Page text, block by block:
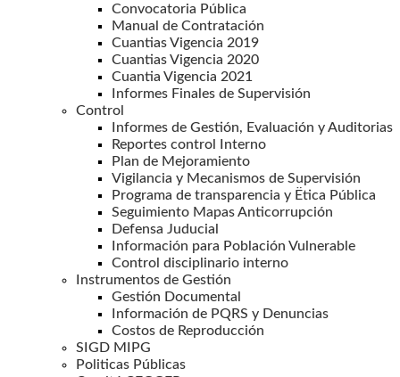
Convocatoria Pública
Manual de Contratación
Cuantias Vigencia 2019
Cuantias Vigencia 2020
Cuantia Vigencia 2021
Informes Finales de Supervisión
Control
Informes de Gestión, Evaluación y Auditorias
Reportes control Interno
Plan de Mejoramiento
Vigilancia y Mecanismos de Supervisión
Programa de transparencia y Ëtica Pública
Seguimiento Mapas Anticorrupción
Defensa Juducial
Información para Población Vulnerable
Control disciplinario interno
Instrumentos de Gestión
Gestión Documental
Información de PQRS y Denuncias
Costos de Reproducción
SIGD MIPG
Politicas Públicas